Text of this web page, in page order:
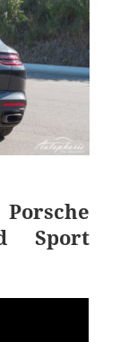
Sport